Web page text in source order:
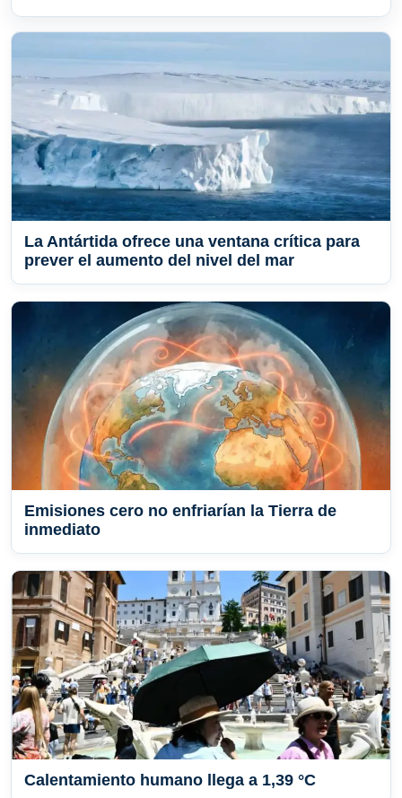
La Antártida ofrece una ventana crítica para
prever el aumento del nivel del mar
Emisiones cero no enfriarían la Tierra de
inmediato
Calentamiento humano llega a 1,39 °C